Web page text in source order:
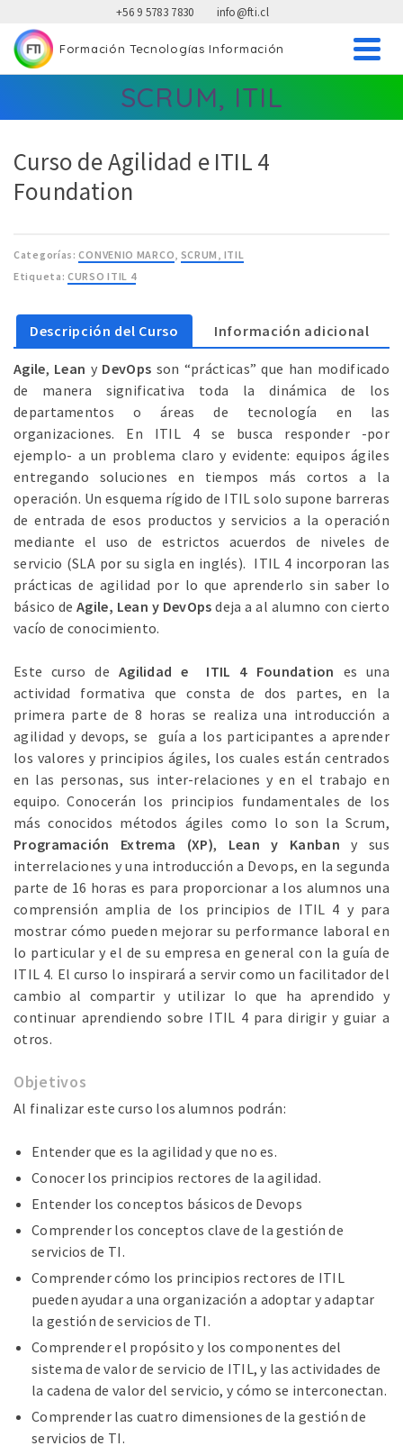
+56 9 5783 7830 info@fti.cl
Formación Tecnologías Información
SCRUM, ITIL
Curso de Agilidad e ITIL 4
Foundation
Categorías:CONVENIO MARCO, SCRUM, ITIL
Etiqueta:CURSO ITIL 4
Descripción del Curso Información adicional
Agile, Lean y DevOps son “prácticas” que han modificado
de manera significativa toda la dinámica de los
departamentos o áreas de tecnología en las
organizaciones. En ITIL 4 se busca responder -por
ejemplo- a un problema claro y evidente: equipos ágiles
entregando soluciones en tiempos más cortos a la
operación. Un esquema rígido de ITIL solo supone barreras
de entrada de esos productos y servicios a la operación
mediante el uso de estrictos acuerdos de niveles de
servicio (SLA por su sigla en inglés). ITIL 4 incorporan las
prácticas de agilidad por lo que aprenderlo sin saber lo
básico deAgile, Lean y DevOps deja a al alumno con cierto
vacío de conocimiento.
Este curso de Agilidad e ITIL 4 Foundation es una
actividad formativa que consta de dos partes, en la
primera parte de 8 horas se realiza una introducción a
agilidad y devops, se guía a los participantes a aprender
los valores y principios ágiles, los cuales están centrados
en las personas, sus inter-relaciones y en el trabajo en
equipo. Conocerán los principios fundamentales de los
más conocidos métodos ágiles como lo son la Scrum,
Programación Extrema (XP), Lean y Kanban y sus
interrelaciones y una introducción a Devops, en la segunda
parte de 16 horas es para proporcionar a los alumnos una
comprensión amplia de los principios de ITIL 4 y para
mostrar cómo pueden mejorar su performance laboral en
lo particular y el de su empresa en general con la guía de
ITIL 4. El curso lo inspirará a servir como un facilitador del
cambio al compartir y utilizar lo que ha aprendido y
continuar aprendiendo sobre ITIL 4 para dirigir y guiar a
otros.
Objetivos
Al finalizar este curso los alumnos podrán:
Entender que es la agilidad y que no es.
Conocer los principios rectores de la agilidad.
Entender los conceptos básicos de Devops
Comprender los conceptos clave de la gestión de
servicios de TI.
Comprender cómo los principios rectores de ITIL
pueden ayudar a una organización a adoptar y adaptar
la gestión de servicios de TI.
Comprender el propósito y los componentes del
sistema de valor de servicio de ITIL, y las actividades de
la cadena de valor del servicio, y cómo se interconectan.
Comprender las cuatro dimensiones de la gestión de
servicios de TI.